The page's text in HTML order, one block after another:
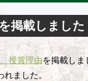
掲載しました
授賞理由を掲載しま
れました。